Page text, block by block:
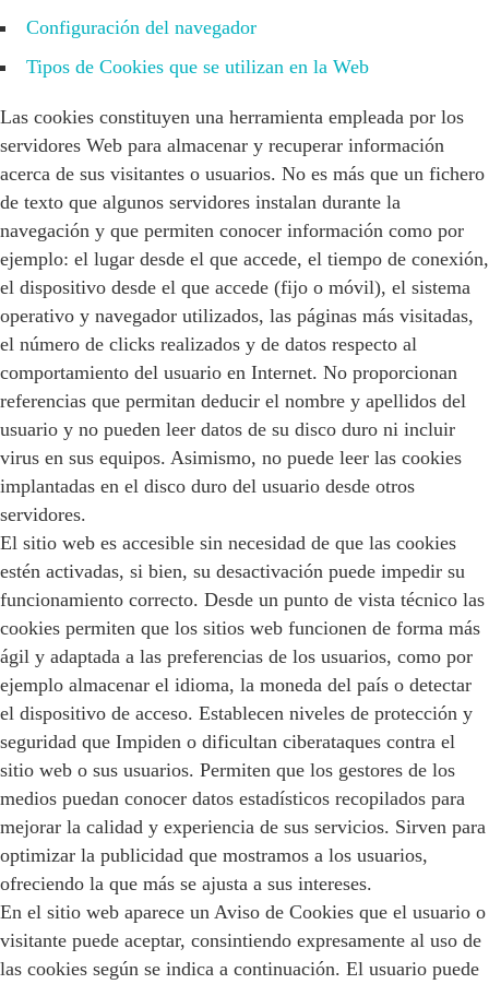
Configuración del navegador
Tipos de Cookies que se utilizan en la Web
Las cookies constituyen una herramienta empleada por los
servidores Web para almacenar y recuperar información
acerca de sus visitantes o usuarios. No es más que un fichero
de texto que algunos servidores instalan durante la
navegación y que permiten conocer información como por
ejemplo: el lugar desde el que accede, el tiempo de conexión,
el dispositivo desde el que accede (fijo o móvil), el sistema
operativo y navegador utilizados, las páginas más visitadas,
el número de clicks realizados y de datos respecto al
comportamiento del usuario en Internet. No proporcionan
referencias que permitan deducir el nombre y apellidos del
usuario y no pueden leer datos de su disco duro ni incluir
virus en sus equipos. Asimismo, no puede leer las cookies
implantadas en el disco duro del usuario desde otros
servidores.
El sitio web es accesible sin necesidad de que las cookies
estén activadas, si bien, su desactivación puede impedir su
funcionamiento correcto. Desde un punto de vista técnico las
cookies permiten que los sitios web funcionen de forma más
ágil y adaptada a las preferencias de los usuarios, como por
ejemplo almacenar el idioma, la moneda del país o detectar
el dispositivo de acceso. Establecen niveles de protección y
seguridad que Impiden o dificultan ciberataques contra el
sitio web o sus usuarios. Permiten que los gestores de los
medios puedan conocer datos estadísticos recopilados para
mejorar la calidad y experiencia de sus servicios. Sirven para
optimizar la publicidad que mostramos a los usuarios,
ofreciendo la que más se ajusta a sus intereses.
En el sitio web aparece un Aviso de Cookies que el usuario o
visitante puede aceptar, consintiendo expresamente al uso de
las cookies según se indica a continuación. El usuario puede